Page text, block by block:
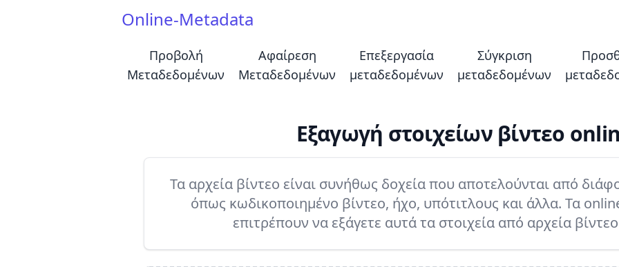
Online-Metadata
Προβολή
Μεταδεδομένων
Αφαίρεση
Μεταδεδομένων
Επεξεργασία
μεταδεδομένων
Σύγκριση
μεταδεδομένων
Εξαγωγή στοιχείων βίντεο
Τα αρχεία βίντεο είναι συνήθως δοχεία που αποτελούνται από
όπως κωδικοποιημένο βίντεο, ήχο, υπότιτλους και άλλα. Τα
επιτρέπουν να εξάγετε αυτά τα στοιχεία από αρχεία